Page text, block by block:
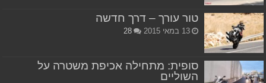
טור עורך – דרך חדשה
13 במאי 2015 28
סופית: מתחילה אכיפת משטרה על
השוליים